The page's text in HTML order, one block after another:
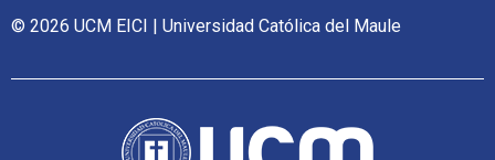
© 2026 UCM EICI | Universidad Católica del Maule